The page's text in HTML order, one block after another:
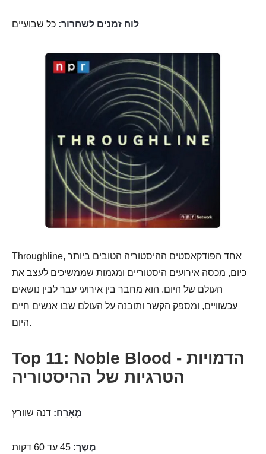
לוח זמנים לשחרור: כל שבועיים
Throughline, אחד הפודקאסטים ההיסטוריה הטובים ביותר
כיום, מכסה אירועים היסטוריים ומגמות שממשיכים לעצב את
העולם של היום. הוא מחבר בין אירועי עבר לבין נושאים
עכשוויים, ומספק הקשר ותובנה על העולם שבו אנשים חיים
היום.
Top 11: Noble Blood - הדמויות
הטרגיות של ההיסטוריה
מְאָרֵחַ: דנה שוורץ
מֶשֶׁך: